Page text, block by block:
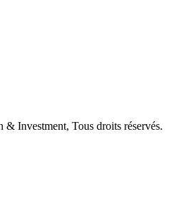
Investment, Tous droits réservés.